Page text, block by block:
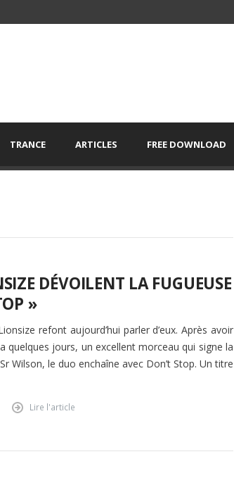
TRANCE ARTICLES FREE DOWNLOAD
DÉVOILENT LA FUGUEUSE
»
refont aujourd’hui parler d’eux. Après avoir
quelques jours, un excellent morceau qui signe la
Wilson, le duo enchaîne avec Don’t Stop. Un titre
Lire l'article